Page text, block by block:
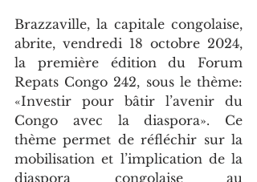
Brazzaville, la capitale congolaise,
abrite, vendredi 18 octobre 2024,
la première édition du Forum
Repats Congo 242, sous le thème:
«Investir pour bâtir l’avenir du
Congo avec la diaspora». Ce
thème permet de réfléchir sur la
mobilisation et l’implication de la
diaspora congolaise au